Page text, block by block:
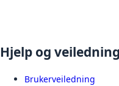
Hjelp og
Brukerveiledning